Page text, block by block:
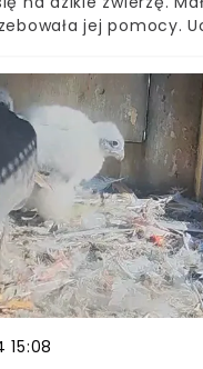
jej pomocy.
bezpieczeństwo swoje
Leśniczy pochwalił jej
bardzo ważny apel.
15:08